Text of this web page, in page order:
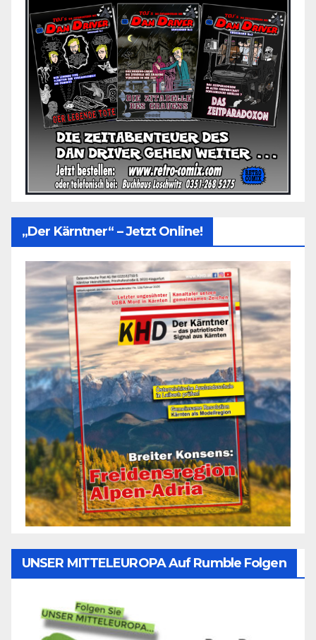
„Der Kärntner“ – Jetzt Online!
UNSER MITTELEUROPA Auf Rumble Folgen